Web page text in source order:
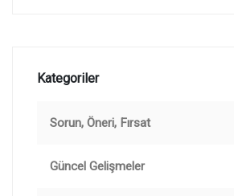
Kategoriler
Sorun, Öneri, Fırsat
Güncel Gelişmeler